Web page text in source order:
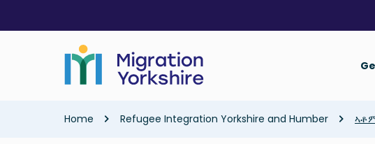
main
Breadcrumb
Home Refugee Integration Yorkshire and Humber